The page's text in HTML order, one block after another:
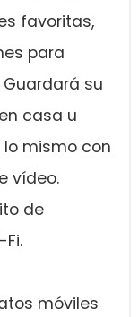
favoritas,
para
su
casa u
lo mismo con
vídeo.
de
móviles